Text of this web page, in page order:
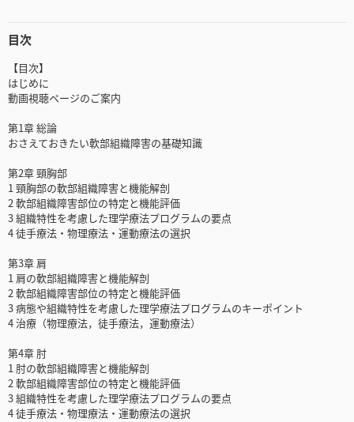
目次
【目次】
はじめに
動画視聴ページのご案内
第1章 総論
おさえておきたい軟部組織障害の基礎知識
第2章 頸胸部
1 頸胸部の軟部組織障害と機能解剖
2 軟部組織障害部位の特定と機能評価
3 組織特性を考慮した理学療法プログラムの要点
4 徒手療法・物理療法・運動療法の選択
第3章 肩
1 肩の軟部組織障害と機能解剖
2 軟部組織障害部位の特定と機能評価
3 病態や組織特性を考慮した理学療法プログラムのキーポイント
4 治療（物理療法，徒手療法，運動療法）
第4章 肘
1 肘の軟部組織障害と機能解剖
2 軟部組織障害部位の特定と機能評価
3 組織特性を考慮した理学療法プログラムの要点
4 徒手療法・物理療法・運動療法の選択